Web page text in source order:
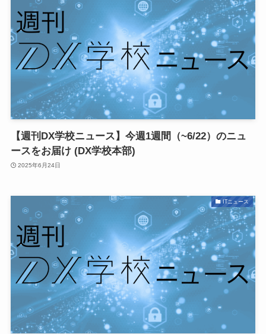
【週刊DX学校ニュース】今週1週間（~6/22）のニュ
ースをお届け (DX学校本部)
2025年6月24日
ITニュース